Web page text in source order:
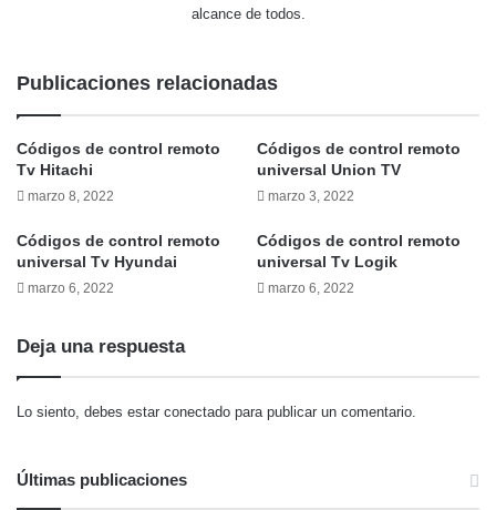
alcance de todos.
Publicaciones relacionadas
Códigos de control remoto
Tv Hitachi
marzo 8, 2022
Códigos de control remoto
universal Union TV
marzo 3, 2022
Códigos de control remoto
universal Tv Hyundai
marzo 6, 2022
Códigos de control remoto
universal Tv Logik
marzo 6, 2022
Deja una respuesta
Lo siento, debes estar conectado para publicar un comentario.
Últimas publicaciones